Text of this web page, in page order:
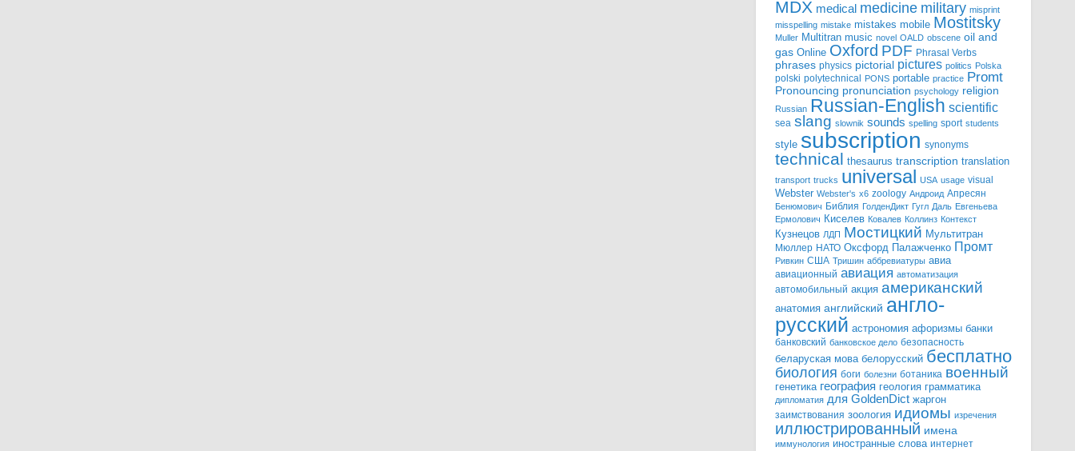
MDX medical medicine military misprint
misspelling mistake mistakes mobile Mostitsky
Muller Multitran music novel OALD obscene oil and
gas Online Oxford PDF Phrasal Verbs
phrases physics pictorial pictures politics Polska
polski polytechnical PONS portable practice Promt
Pronouncing pronunciation psychology religion
Russian Russian-English scientific
sea slang slownik sounds spelling sport students
style subscription synonyms
technical thesaurus transcription translation
transport trucks universal USA usage visual
Webster Webster's x6 zoology Андроид Апресян
Бенюмович Библия ГолденДикт Гугл Даль Евгеньева
Ермолович Киселев Ковалев Коллинз Контекст
Кузнецов ЛДП Мостицкий Мультитран
Мюллер НАТО Оксфорд Палажченко Промт
Ривкин США Тришин аббревиатуры авиа
авиационный авиация автоматизация
автомобильный акция американский
анатомия английский англо-
русский астрономия афоризмы банки
банковский банковское дело безопасность
беларуская мова белорусский бесплатно
биология боги болезни ботаника военный
генетика география геология грамматика
дипломатия для GoldenDict жаргон
заимствования зоология идиомы изречения
иллюстрированный имена
иммунология иностранные слова интернет